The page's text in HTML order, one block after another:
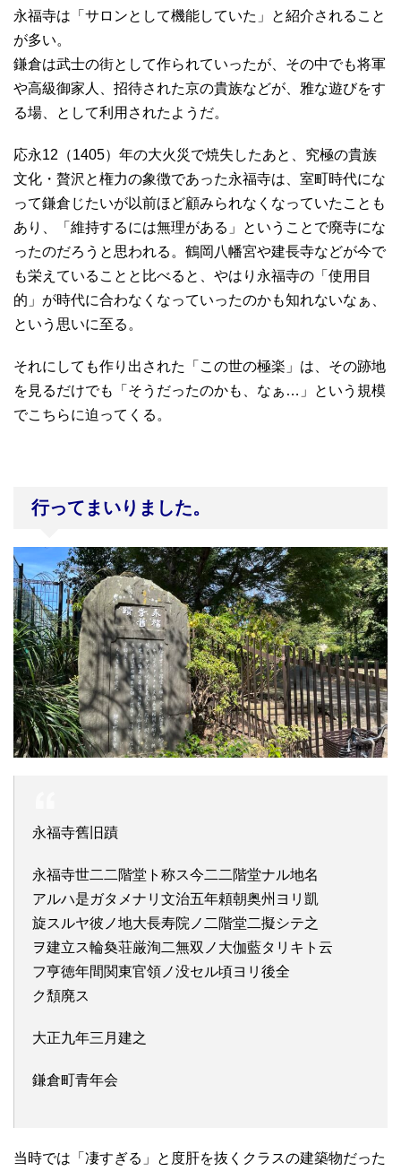
永福寺は「サロンとして機能していた」と紹介されること
が多い。
鎌倉は武士の街として作られていったが、その中でも将軍
や高級御家人、招待された京の貴族などが、雅な遊びをす
る場、として利用されたようだ。
応永12（1405）年の大火災で焼失したあと、究極の貴族
文化・贅沢と権力の象徴であった永福寺は、室町時代にな
って鎌倉じたいが以前ほど顧みられなくなっていたことも
あり、「維持するには無理がある」ということで廃寺にな
ったのだろうと思われる。鶴岡八幡宮や建長寺などが今で
も栄えていることと比べると、やはり永福寺の「使用目
的」が時代に合わなくなっていったのかも知れないなぁ、
という思いに至る。
それにしても作り出された「この世の極楽」は、その跡地
を見るだけでも「そうだったのかも、なぁ…」という規模
でこちらに迫ってくる。
行ってまいりました。
永福寺舊旧蹟
永福寺世二二階堂ト称ス今二二階堂ナル地名
アルハ是ガタメナリ文治五年頼朝奥州ヨリ凱
旋スルヤ彼ノ地大長寿院ノ二階堂二擬シテ之
ヲ建立ス輪奐荘厳洵二無双ノ大伽藍タリキト云
フ亨徳年間関東官領ノ没セル頃ヨリ後全
ク頽廃ス
大正九年三月建之
鎌倉町青年会
当時では「凄すぎる」と度肝を抜くクラスの建築物だった